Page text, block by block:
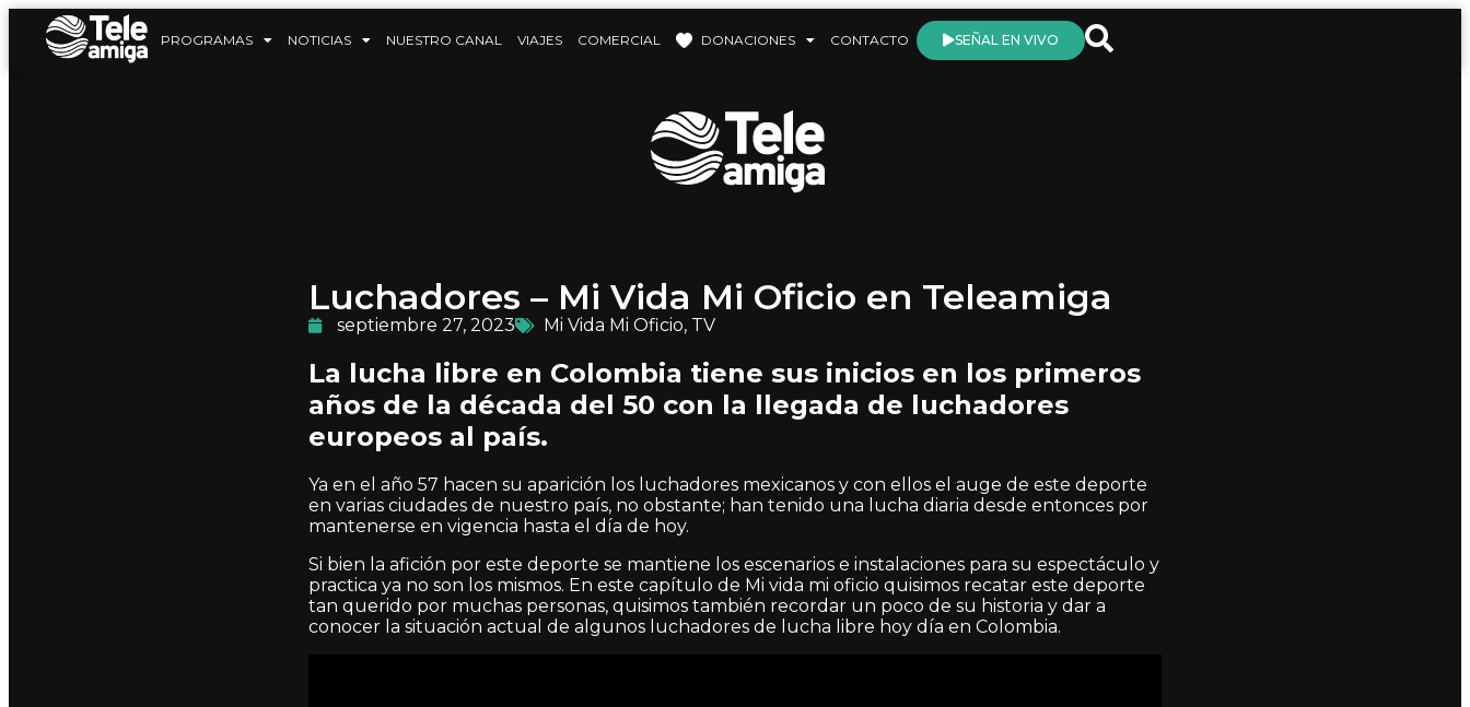
PROGRAMAS NOTICIAS NUESTRO CANAL VIAJES COMERCIAL DONACIONES CONTACTO SEÑAL EN VIVO
Luchadores – Mi Vida Mi Oficio en Teleamiga
septiembre 27, 2023 Mi Vida Mi Oficio, TV
La lucha libre en Colombia tiene sus inicios en los primeros
años de la década del 50 con la llegada de luchadores
europeos al país.
Ya en el año 57 hacen su aparición los luchadores mexicanos y con ellos el auge de este deporte
en varias ciudades de nuestro país, no obstante; han tenido una lucha diaria desde entonces por
mantenerse en vigencia hasta el día de hoy.
Si bien la afición por este deporte se mantiene los escenarios e instalaciones para su espectáculo y
practica ya no son los mismos. En este capítulo de Mi vida mi oficio quisimos recatar este deporte
tan querido por muchas personas, quisimos también recordar un poco de su historia y dar a
conocer la situación actual de algunos luchadores de lucha libre hoy día en Colombia.